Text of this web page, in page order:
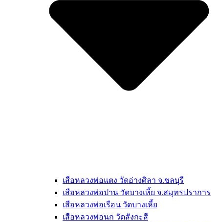
เสือหลวงพ่อแตง วัดอ่างศิลา จ.ชลบุรี
เสือหลวงพ่อปาน วัดบางเหี้ย จ.สมุทรปราการ
เสือหลวงพ่อเรือน วัดบางเหี้ย
เสือหลวงพ่อนก วัดสังกะสี